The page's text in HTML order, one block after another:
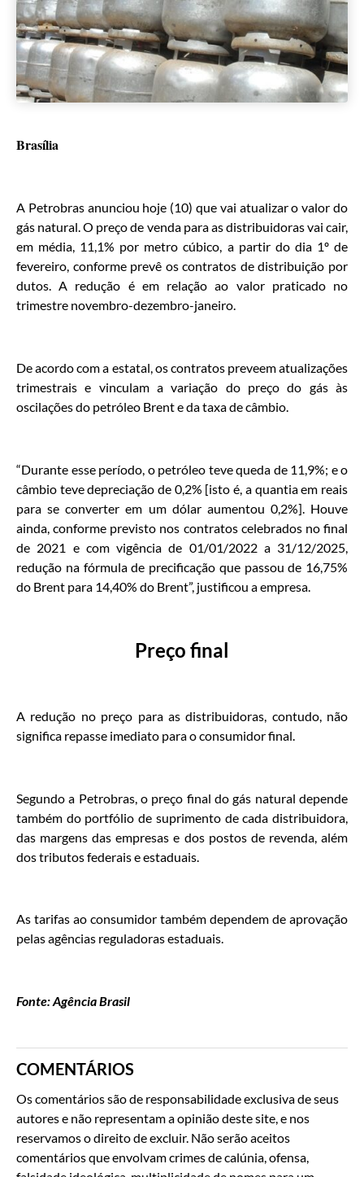
Brasília
A Petrobras anunciou hoje (10) que vai atualizar o valor do
gás natural. O preço de venda para as distribuidoras vai cair,
em média, 11,1% por metro cúbico, a partir do dia 1º de
fevereiro, conforme prevê os contratos de distribuição por
dutos. A redução é em relação ao valor praticado no
trimestre novembro-dezembro-janeiro.
De acordo com a estatal, os contratos preveem atualizações
trimestrais e vinculam a variação do preço do gás às
oscilações do petróleo Brent e da taxa de câmbio.
“Durante esse período, o petróleo teve queda de 11,9%; e o
câmbio teve depreciação de 0,2% [isto é, a quantia em reais
para se converter em um dólar aumentou 0,2%]. Houve
ainda, conforme previsto nos contratos celebrados no final
de 2021 e com vigência de 01/01/2022 a 31/12/2025,
redução na fórmula de precificação que passou de 16,75%
do Brent para 14,40% do Brent”, justificou a empresa.
Preço final
A redução no preço para as distribuidoras, contudo, não
significa repasse imediato para o consumidor final.
Segundo a Petrobras, o preço final do gás natural depende
também do portfólio de suprimento de cada distribuidora,
das margens das empresas e dos postos de revenda, além
dos tributos federais e estaduais.
As tarifas ao consumidor também dependem de aprovação
pelas agências reguladoras estaduais.
Fonte: Agência Brasil
COMENTÁRIOS
Os comentários são de responsabilidade exclusiva de seus
autores e não representam a opinião deste site, e nos
reservamos o direito de excluir. Não serão aceitos
comentários que envolvam crimes de calúnia, ofensa,